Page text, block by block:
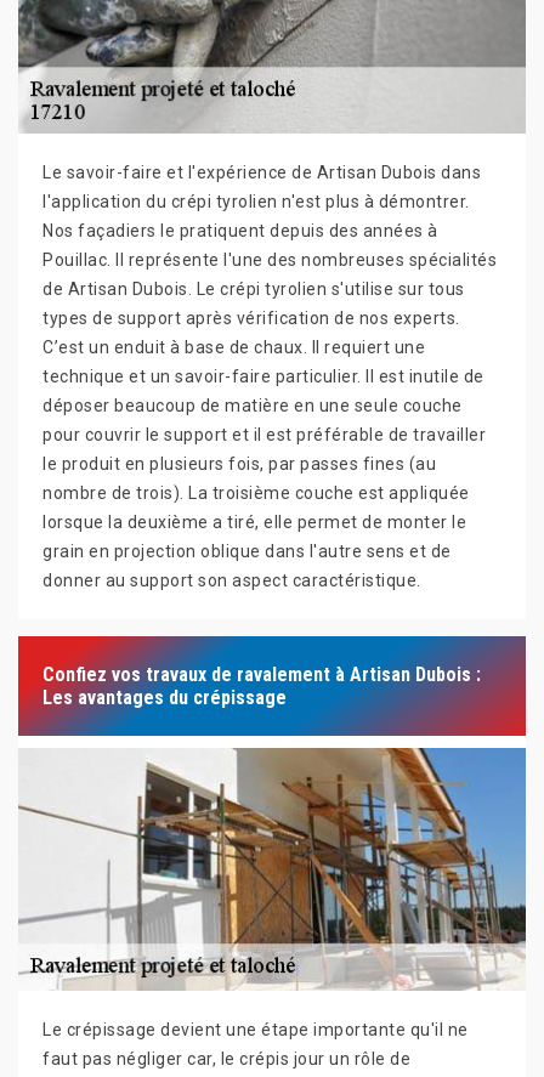
Le savoir-faire et l'expérience de Artisan Dubois dans
l'application du crépi tyrolien n'est plus à démontrer.
Nos façadiers le pratiquent depuis des années à
Pouillac. Il représente l'une des nombreuses spécialités
de Artisan Dubois. Le crépi tyrolien s'utilise sur tous
types de support après vérification de nos experts.
C’est un enduit à base de chaux. Il requiert une
technique et un savoir-faire particulier. Il est inutile de
déposer beaucoup de matière en une seule couche
pour couvrir le support et il est préférable de travailler
le produit en plusieurs fois, par passes fines (au
nombre de trois). La troisième couche est appliquée
lorsque la deuxième a tiré, elle permet de monter le
grain en projection oblique dans l'autre sens et de
donner au support son aspect caractéristique.
Confiez vos travaux de ravalement à Artisan Dubois :
Les avantages du crépissage
Le crépissage devient une étape importante qu'il ne
faut pas négliger car, le crépis jour un rôle de